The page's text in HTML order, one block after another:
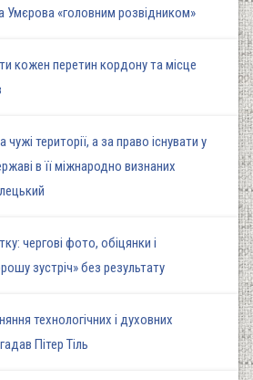
Умєрова «головним розвідником»
кожен перетин кордону та місце
території, а за право існувати у
в її міжнародно визнаних
чергові фото, обіцянки і
зустріч» без результату
технологічних і духовних
Пітер Тіль